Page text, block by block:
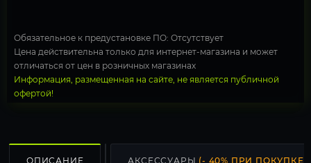
Обязательное к предустановке ПО: Отсутствует
Цена действительна только для интернет-магазина и может
отличаться от цен в розничных магазинах
Информация, размещенная на сайте, не является публичной
офертой!
ОПИСАНИЕ АКСЕССУАРЫ (- 40% ПРИ ПОКУПКЕ